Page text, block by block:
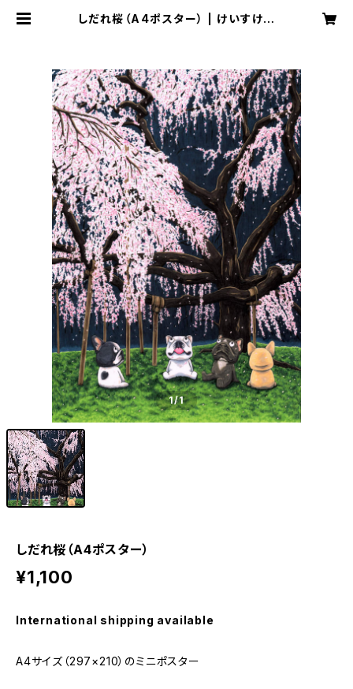
しだれ桜（A4ポスター） | けいすけの
1/1
しだれ桜（A4ポスター）
¥1,100
International shipping available
A4サイズ（297×210）のミニポスター